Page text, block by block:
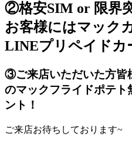
②格安SIM or 限界
お客様にはマック
LINEプリペイド
③ご来店いただいた方皆
のマックフライドポテ
ント！
ご来店お待ちしております~